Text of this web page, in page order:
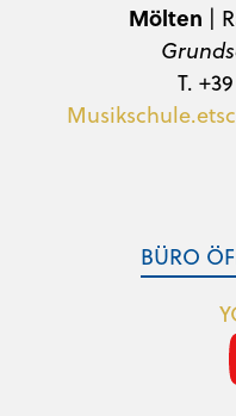
Mölten |
T.
BÜRO